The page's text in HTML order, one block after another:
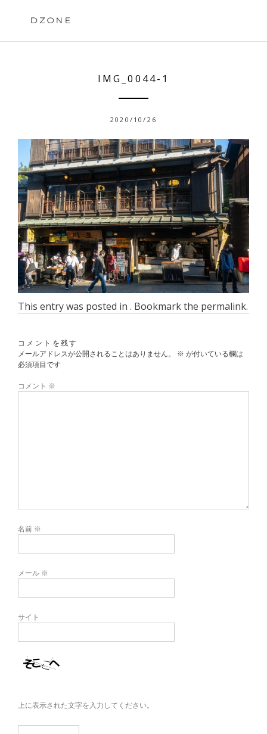
DZONE
IMG_0044-1
2020/10/26
This entry was posted in . Bookmark the permalink.
コメントを残す
メールアドレスが公開されることはありません。
※ が付いている欄は
必須項目です
コメント ※
名前 ※
メール ※
サイト
上に表示された文字を入力してください。